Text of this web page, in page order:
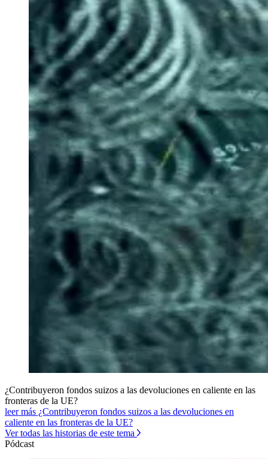
¿Contribuyeron fondos suizos a las devoluciones en caliente en las
fronteras de la UE?
leer más ¿Contribuyeron fondos suizos a las devoluciones en
caliente en las fronteras de la UE?
Ver todas las historias de este tema
Pódcast